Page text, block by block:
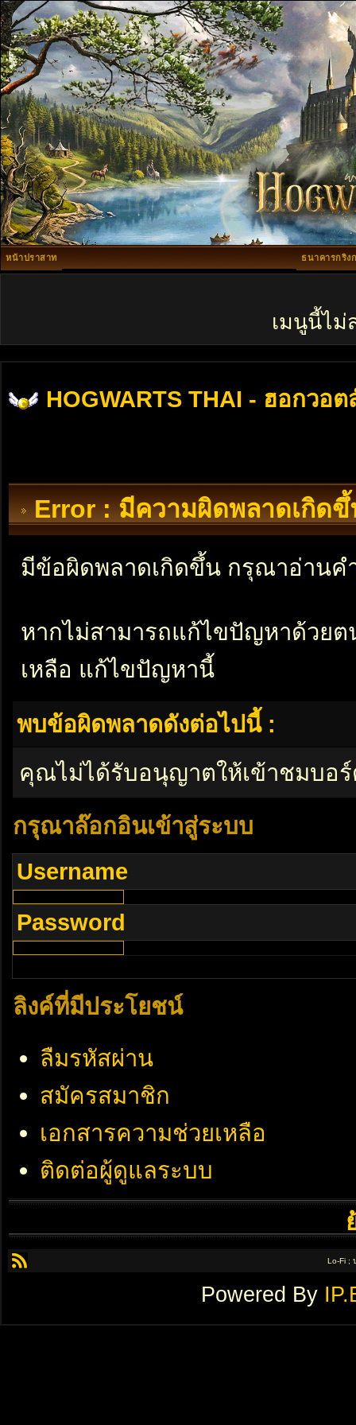
หน้าปราสาท ธนาคารกริง
เมนูนี้ไม่
HOGWARTS THAI - ฮอกวอต
Error : มีความผิดพลาดเกิดขึ้
มีข้อผิดพลาดเกิดขึ้น กรุณาอ่านค
หากไม่สามารถแก้ไขปัญหาด้วย
เหลือ แก้ไขปัญหานี้
พบข้อผิดพลาดดังต่อไปนี้ :
คุณไม่ได้รับอนุญาตให้เข้าชมบอ
กรุณาล๊อกอินเข้าสู่ระบบ
Username
Password
ลิงค์ที่มีประโยชน์
ลืมรหัสผ่าน
สมัครสมาชิก
เอกสารความช่วยเหลือ
ติดต่อผู้ดูแลระบบ
Lo-Fi ;
Powered By